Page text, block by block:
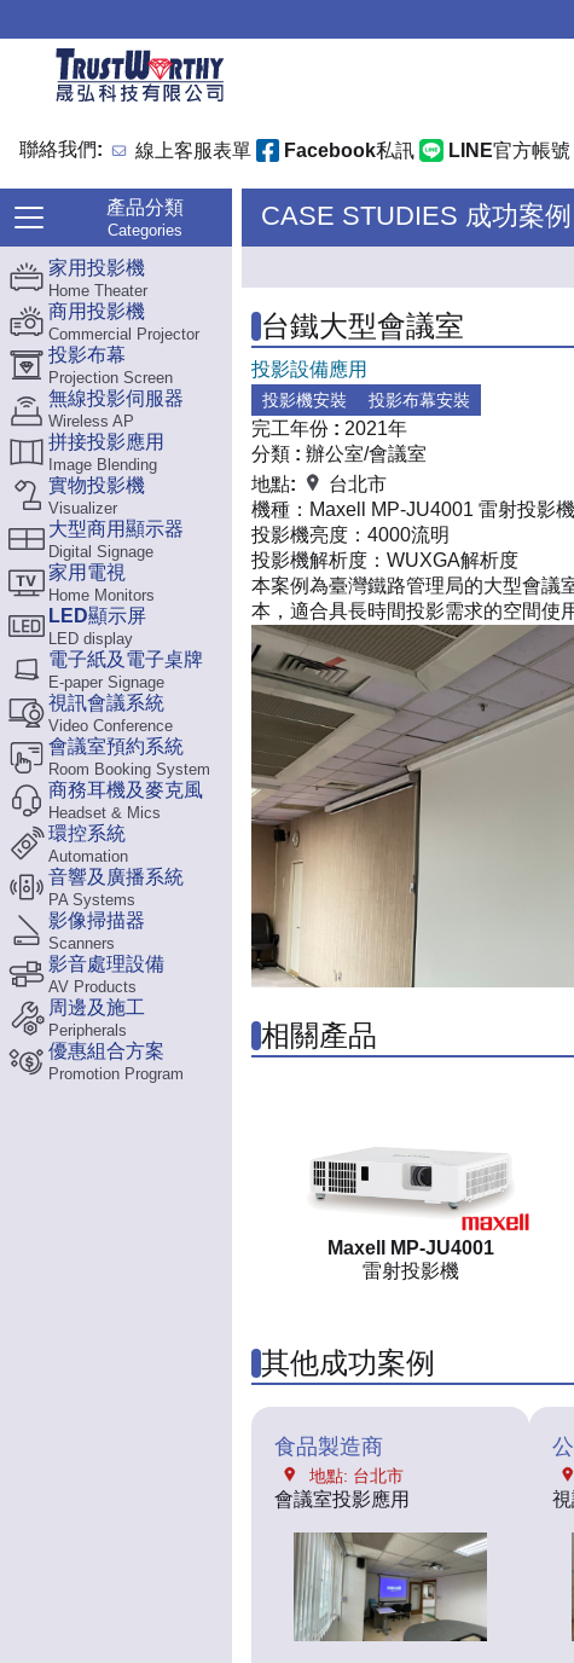
聯絡我們: 線上客服表單 Facebook私訊 LINE官方帳號
產品分類
Categories
家用投影機
Home Theater
商用投影機
Commercial Projector
投影布幕
Projection Screen
無線投影伺服器
Wireless AP
拼接投影應用
Image Blending
實物投影機
Visualizer
大型商用顯示器
Digital Signage
家用電視
Home Monitors
LED顯示屏
LED display
電子紙及電子桌牌
E-paper Signage
視訊會議系統
Video Conference
會議室預約系統
Room Booking System
商務耳機及麥克風
Headset & Mics
環控系統
Automation
音響及廣播系統
PA Systems
影像掃描器
Scanners
影音處理設備
AV Products
周邊及施工
Peripherals
優惠組合方案
Promotion Program
CASE STUDIES 成功案例
台鐵大型會議室
投影設備應用
投影機安裝 投影布幕安裝
完工年份 : 2021年
分類 : 辦公室/會議室
地點:
台北市
機種： Maxell MP-JU4001 雷射投影
投影機亮度： 4000流明
投影機解析度： WUXGA解析度
本案例為臺灣鐵路管理局的大型會議
本，適合具長時間投影需求的空間使用
相關產品
Maxell MP-JU4001
雷射投影機
其他成功案例
食品製造商
地點: 台北市
會議室投影應用